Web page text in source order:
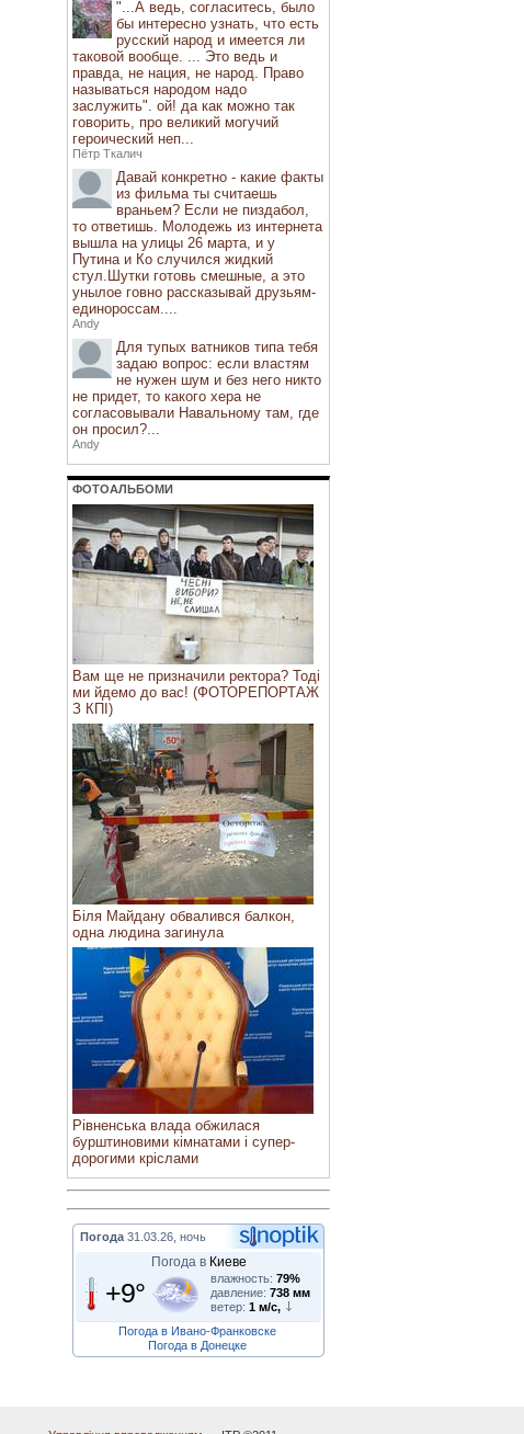
"...А ведь, согласитесь, было
бы интересно узнать, что есть
русский народ и имеется ли
таковой вообще. ... Это ведь и
правда, не нация, не народ. Право
называться народом надо
заслужить". ой! да как можно так
говорить, про великий могучий
героический неп...
Пётр Ткалич
Давай конкретно - какие факты
из фильма ты считаешь
враньем? Если не пиздабол,
то ответишь. Молодежь из интернета
вышла на улицы 26 марта, и у
Путина и Ко случился жидкий
стул.Шутки готовь смешные, а это
унылое говно рассказывай друзьям-
единороссам....
Andy
Для тупых ватников типа тебя
задаю вопрос: если властям
не нужен шум и без него никто
не придет, то какого хера не
согласовывали Навальному там, где
он просил?...
Andy
ФОТОАЛЬБОМИ
Вам ще не призначили ректора? Тоді
ми йдемо до вас! (ФОТОРЕПОРТАЖ
З КПІ)
Біля Майдану обвалився балкон,
одна людина загинула
Рівненська влада обжилася
бурштиновими кімнатами і супер-
дорогими кріслами
Погода 31.03.26, ночь
Погода в Киеве
+9° влажность: 79%
давление: 738 мм
ветер: 1 м/с,
Погода в Ивано-Франковске
Погода в Донецке